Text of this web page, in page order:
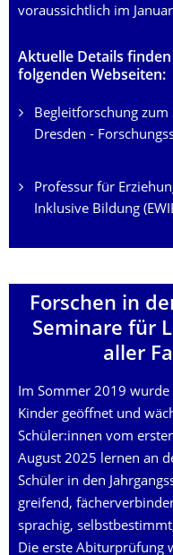
voraussichtlich im
Aktuelle Details
folgenden Webseiten:
Begleitforschung zum
Dresden -
Professur für
Inklusive Bildung
Forschen in
Seminare für
aller
Im Sommer 2019
Kinder geöffnet und
Schüler:innen vom
August 2025 lernen an
Schüler in den
greifend,
sprachig,
Die erste Abiturprüfung